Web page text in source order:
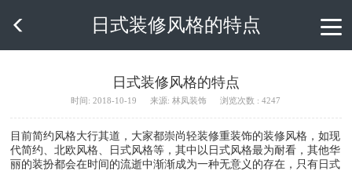
 日式装修风格的特点
日式装修风格的特点
时间: 2018-10-19 来源: 林凤装饰 浏览次数 : 4247
目前简约风格大行其道，大家都崇尚轻装修重装饰的装修风格，如现
代简约、北欧风格、日式风格等，其中以日式风格最为耐看，其他华
丽的装扮都会在时间的流逝中渐渐成为一种无意义的存在，只有日式